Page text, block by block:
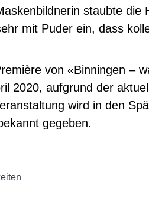
staubte die
mit Puder ein, dass
von «Binningen –
2020, aufgrund der
wird in den
gegeben.